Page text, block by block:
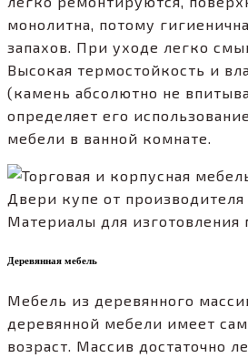
монолитна, потому
запахов. При уходе легко
Высокая термостойкость и
(камень абсолютно не
определяет его
мебели в ванной комнате.
Деревянная мебель
Мебель из деревянного
деревянной мебели имеет
возраст. Массив достаточно